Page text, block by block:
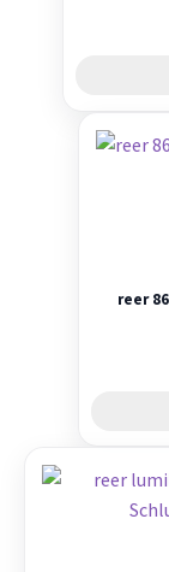
reer